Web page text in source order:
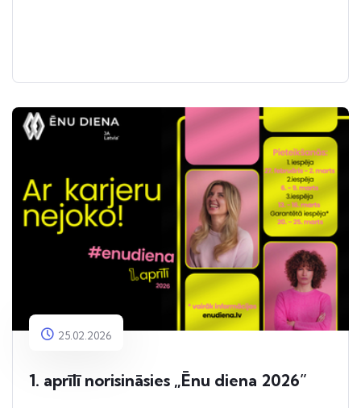
25.02.2026
1. aprīlī norisināsies „Ēnu diena 2026”